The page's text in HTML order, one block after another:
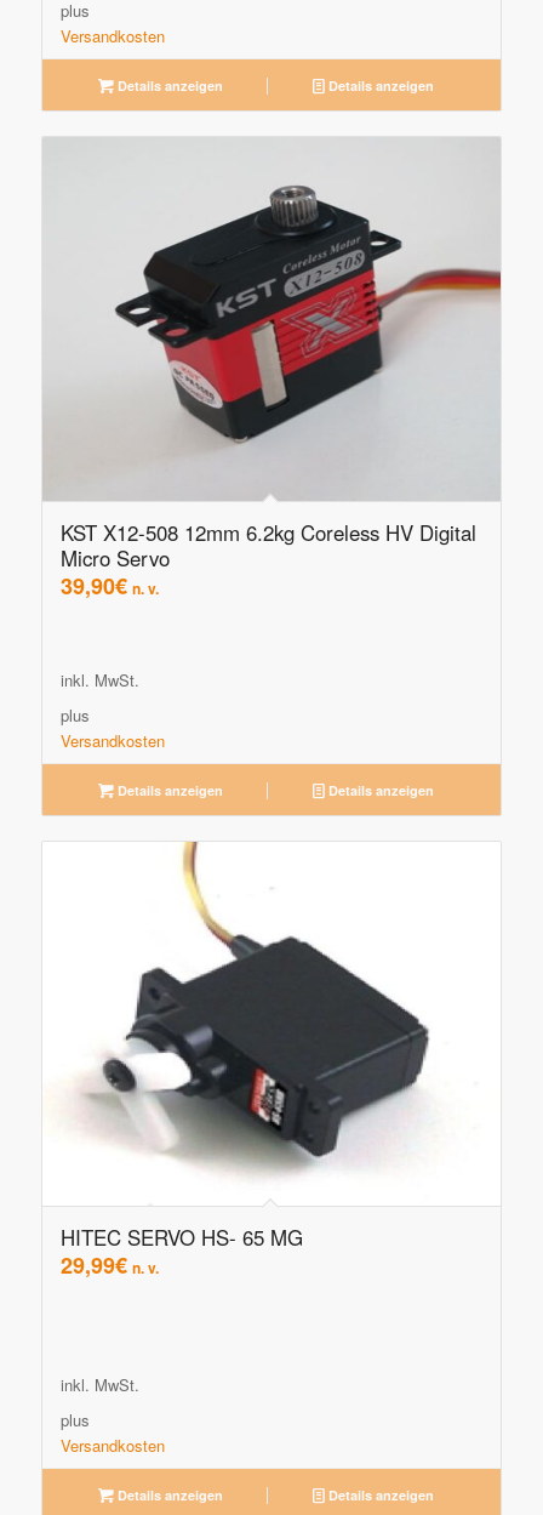
plus
Versandkosten
Details anzeigen Details anzeigen
KST X12-508 12mm 6.2kg Coreless HV Digital
Micro Servo
39,90€ n. v.
inkl. MwSt.
plus
Versandkosten
Details anzeigen Details anzeigen
HITEC SERVO HS- 65 MG
29,99€ n. v.
inkl. MwSt.
plus
Versandkosten
Details anzeigen Details anzeigen